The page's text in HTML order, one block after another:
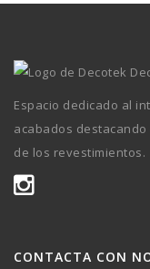
Espacio dedicado al
acabados
de los revestimientos.
CONTACTA CON